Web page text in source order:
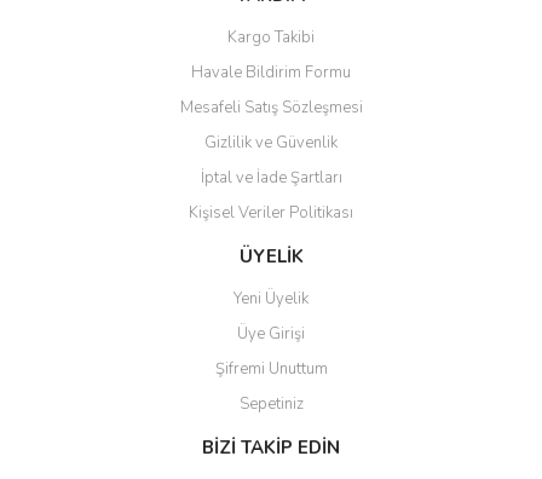
Gönder
Kargo Takibi
Havale Bildirim Formu
Mesafeli Satış Sözleşmesi
Gizlilik ve Güvenlik
İptal ve İade Şartları
Kişisel Veriler Politikası
ÜYELİK
Yeni Üyelik
Üye Girişi
Şifremi Unuttum
Sepetiniz
BİZİ TAKİP EDİN